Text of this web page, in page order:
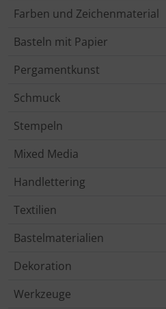
Farben und Zeichenmaterial
Basteln mit Papier
Pergamentkunst
Schmuck
Stempeln
Mixed Media
Handlettering
Textilien
Bastelmaterialien
Dekoration
Werkzeuge